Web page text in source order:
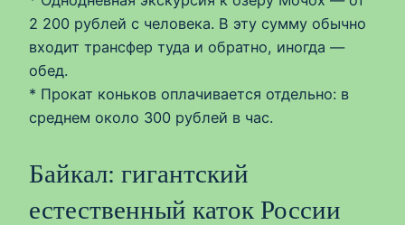
2 200 рублей с человека. В эту сумму обычно
входит трансфер туда и обратно, иногда —
обед.
* Прокат коньков оплачивается отдельно: в
среднем около 300 рублей в час.
Байкал: гигантский
естественный каток России